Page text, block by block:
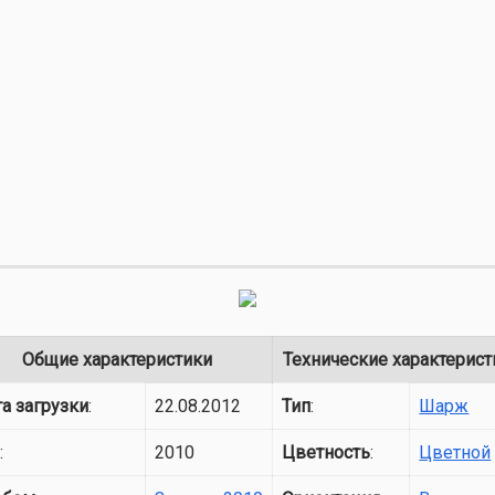
Общие характеристики Технические
загрузки: 22.08.2012 Тип: Шарж
: 2010 Цветность: Цветной